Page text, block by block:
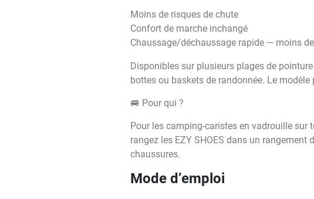
Moins de risques de chute
Confort de marche inchangé
Chaussage/déchaussage rapide — moins
Disponibles sur plusieurs plages de
bottes ou baskets de randonnée. Le
🚐 Pour qui ?
Pour les camping-caristes en vadrouille sur
rangez les EZY SHOES dans un
chaussures.
Mode d’emploi